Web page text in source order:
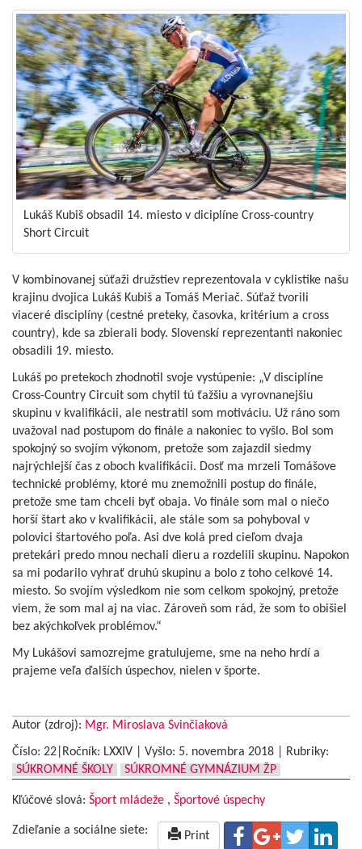
Lukáš Kubiš obsadil 14. miesto v diciplíne Cross-country
Short Circuit
V kombinovanej súťaži družstiev reprezentovala v cyklistike našu
krajinu dvojica Lukáš Kubiš a Tomáš Meriač. Súťaž tvorili
viaceré disciplíny (cestné preteky, časovka, kritérium a cross
country), kde sa zbierali body. Slovenskí reprezentanti nakoniec
obsadili 19. miesto.
Lukáš po pretekoch zhodnotil svoje vystúpenie: „V disciplíne
Cross-Country Circuit som chytil tú ťažšiu a vyrovnanejšiu
skupinu v kvalifikácii, ale nestratil som motiváciu. Už ráno som
uvažoval nad postupom do finále a nakoniec to vyšlo. Bol som
spokojný so svojím výkonom, pretože som zajazdil siedmy
najrýchlejší čas z oboch kvalifikácii. Dosť ma mrzeli Tomášove
technické problémy, ktoré mu znemožnili postup do finále,
pretože sme tam chceli byť obaja. Vo finále som mal o niečo
horší štart ako v kvalifikácii, ale stále som sa pohyboval v
polovici štartového poľa. Asi dve kolá pred cieľom dvaja
pretekári predo mnou nechali dieru a rozdelili skupinu. Napokon
sa mi podarilo vyhrať druhú skupinu a bolo z toho celkové 14.
miesto. So svojím výsledkom nie som celkom spokojný, pretože
viem, že som mal aj na viac. Zároveň som rád, že som to obišiel
bez akýchkoľvek problémov.“
My Lukášovi samozrejme gratulujeme, sme na neho hrdí a
prajeme veľa ďalších úspechov, nielen v športe.
Autor (zdroj): Mgr. Miroslava Svinčiaková
Číslo: 22|Ročník: LXXIV | Vyšlo: 5. novembra 2018
Rubriky:
SÚKROMNÉ ŠKOLY
SÚKROMNÉ GYMNÁZIUM ŽP
Kľúčové slová: Šport mládeže , Športové úspechy
Zdieľanie a sociálne siete: Print